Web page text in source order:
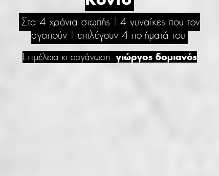
Στα 4 χρόνια σιωπής | 4 γυναίκες που τον
αγαπούν | επιλέγουν 4 ποιήματά του
Επιμέλεια κι οργάνωση: γιώργος δομιανός